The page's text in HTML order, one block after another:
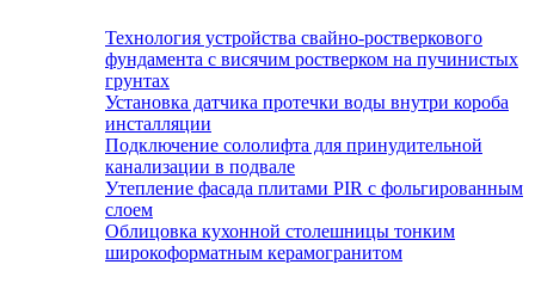
Технология устройства свайно-ростверкового
фундамента с висячим ростверком на пучинистых
грунтах
Установка датчика протечки воды внутри короба
инсталляции
Подключение сололифта для принудительной
канализации в подвале
Утепление фасада плитами PIR с фольгированным
слоем
Облицовка кухонной столешницы тонким
широкоформатным керамогранитом